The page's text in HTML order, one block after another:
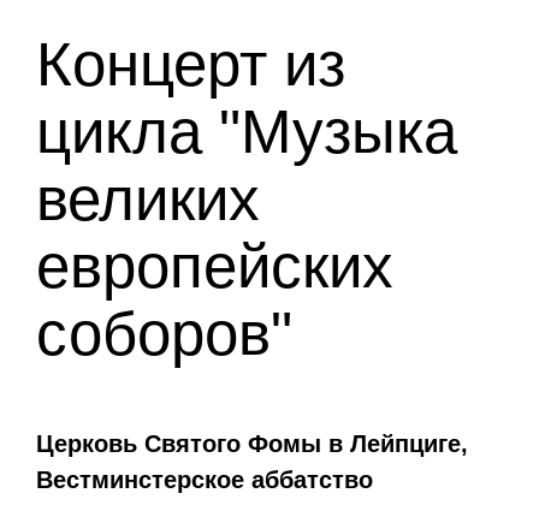
Концерт из
цикла "Музыка
великих
европейских
соборов"
Церковь Святого Фомы в Лейпциге,
Вестминстерское аббатство